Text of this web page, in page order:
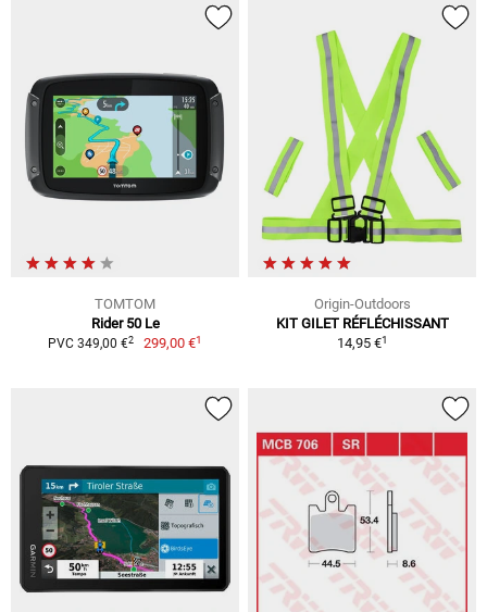
TOMTOM
Rider 50 Le
PVC 349,00 €2 299,00 €1
Origin-Outdoors
KIT GILET RÉFLÉCHISSANT
14,95 €1